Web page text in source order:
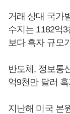
거래 상대 국가
수지는 1182억
보다 흑자 규모
반도체, 정보통
억9천만 달러
지난해 미국 본